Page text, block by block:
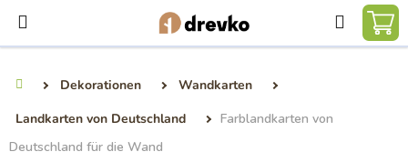
Inhalt
springen
Suchen
Dekorationen
Wandkarten
Landkarten von Deutschland
Farblandkarten von
Deutschland für die Wand